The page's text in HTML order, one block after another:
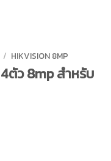
/ HIKVISION 8MP
ตัว 8mp สำหรับ